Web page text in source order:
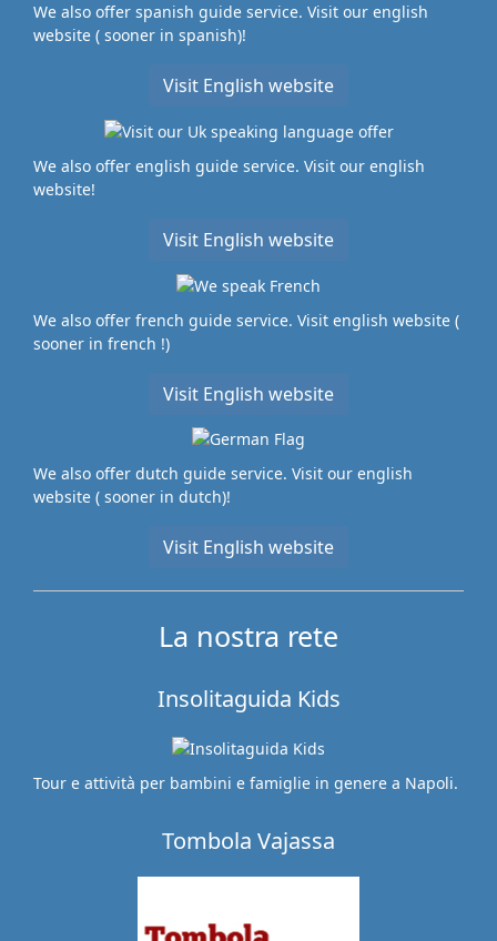
We also offer spanish guide service. Visit our english
website ( sooner in spanish)!
Visit English website
We also offer english guide service. Visit our english
website!
Visit English website
We also offer french guide service. Visit english website (
sooner in french !)
Visit English website
We also offer dutch guide service. Visit our english
website ( sooner in dutch)!
Visit English website
La nostra rete
Insolitaguida Kids
Tour e attività per bambini e famiglie in genere a Napoli.
Tombola Vajassa